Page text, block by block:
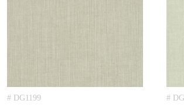
# DG1199 #